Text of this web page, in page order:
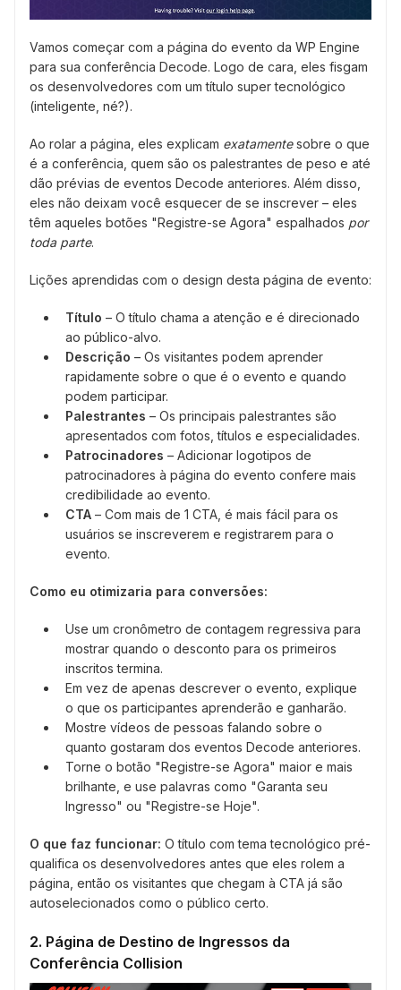
Vamos começar com a página do evento da WP Engine
para sua conferência Decode. Logo de cara, eles fisgam
os desenvolvedores com um título super tecnológico
(inteligente, né?).
Ao rolar a página, eles explicam exatamentesobre o que
é a conferência, quem são os palestrantes de peso e até
dão prévias de eventos Decode anteriores. Além disso,
eles não deixam você esquecer de se inscrever – eles
têm aqueles botões "Registre-se Agora" espalhados por
toda parte.
Lições aprendidas com o design desta página de evento:
Título – O título chama a atenção e é direcionado
ao público-alvo.
Descrição – Os visitantes podem aprender
rapidamente sobre o que é o evento e quando
podem participar.
Palestrantes – Os principais palestrantes são
apresentados com fotos, títulos e especialidades.
Patrocinadores – Adicionar logotipos de
patrocinadores à página do evento confere mais
credibilidade ao evento.
CTA – Com mais de 1 CTA, é mais fácil para os
usuários se inscreverem e registrarem para o
evento.
Como eu otimizaria para conversões:
Use um cronômetro de contagem regressiva para
mostrar quando o desconto para os primeiros
inscritos termina.
Em vez de apenas descrever o evento, explique
o que os participantes aprenderão e ganharão.
Mostre vídeos de pessoas falando sobre o
quanto gostaram dos eventos Decode anteriores.
Torne o botão "Registre-se Agora" maior e mais
brilhante, e use palavras como "Garanta seu
Ingresso" ou "Registre-se Hoje".
O que faz funcionar: O título com tema tecnológico pré-
qualifica os desenvolvedores antes que eles rolem a
página, então os visitantes que chegam à CTA já são
autoselecionados como o público certo.
2. Página de Destino de Ingressos da
Conferência Collision